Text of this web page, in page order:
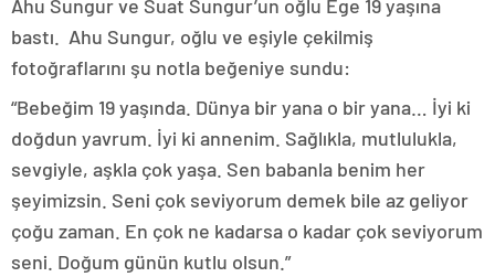
Ahu Sungur ve Suat Sungur’un oğlu Ege 19 yaşına
bastı. Ahu Sungur, oğlu ve eşiyle çekilmiş
fotoğraflarını şu notla beğeniye sundu:
“Bebeğim 19 yaşında. Dünya bir yana o bir yana… İyi ki
doğdun yavrum. İyi ki annenim. Sağlıkla, mutlulukla,
sevgiyle, aşkla çok yaşa. Sen babanla benim her
şeyimizsin. Seni çok seviyorum demek bile az geliyor
çoğu zaman. En çok ne kadarsa o kadar çok seviyorum
seni. Doğum günün kutlu olsun.”